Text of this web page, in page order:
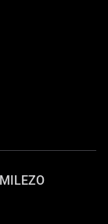
MILEZO